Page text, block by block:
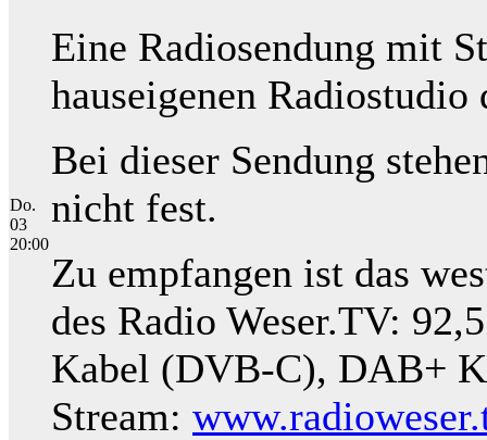
Do.
03
20:00
Eine Radiosendung mit
hauseigenen
Bei dieser Sendung
nicht fest.
Zu empfangen ist das
des Radio Weser.TV:
Kabel (DVB-C), DAB+
Stream: